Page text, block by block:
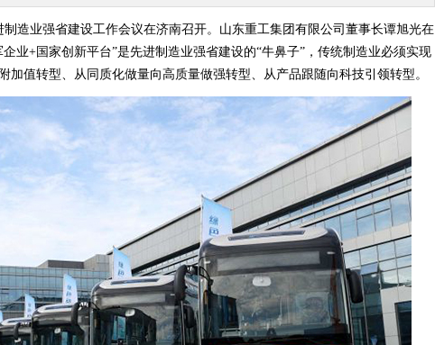
制造业强省建设工作会议在济南召开。山东重工集团有限公司董事长谭旭光在
业+国家创新平台”是先进制造业强省建设的“牛鼻子”，传统制造业必须实现
加值转型、从同质化做量向高质量做强转型、从产品跟随向科技引领转型。